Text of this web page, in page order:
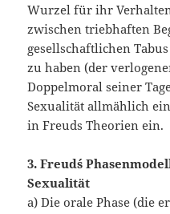
Wurzel für ihr
zwischen triebhaften
gesellschaftlichen
zu haben (der
Doppelmoral seiner
Sexualität allmählich
in Freuds Theorien ein.
3. Freud´s
Sexualität
a) Die orale Phase (die